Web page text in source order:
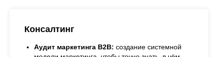
Консалтинг
Аудит маркетинга B2B: создание системной